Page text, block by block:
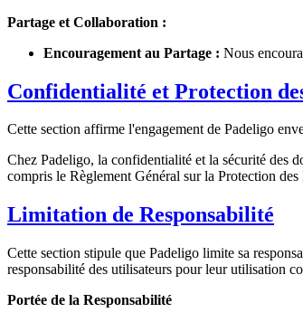
Partage et Collaboration :
Encouragement au Partage : Nous
Confidentialité et Protection
Cette section affirme l'engagement de Padeligo
Chez Padeligo, la confidentialité et la sécurité des
compris le Règlement Général sur la Protection
Limitation de Responsabilité
Cette section stipule que Padeligo limite sa
responsabilité des utilisateurs pour leur utilisation
Portée de la Responsabilité